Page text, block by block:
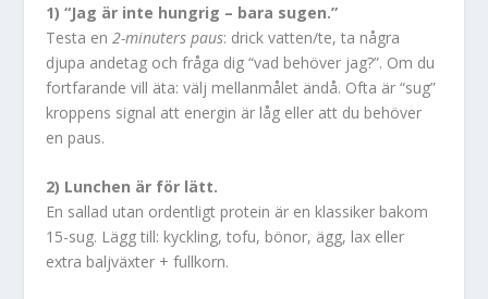
1) “Jag är inte hungrig – bara sugen.”
Testa en2-minuters paus: drick vatten/te, ta några
djupa andetag och fråga dig “vad behöver jag?”. Om du
fortfarande vill äta: välj mellanmålet ändå. Ofta är “sug”
kroppens signal att energin är låg eller att du behöver
en paus.
2) Lunchen är för lätt.
En sallad utan ordentligt protein är en klassiker bakom
15-sug. Lägg till: kyckling, tofu, bönor, ägg, lax eller
extra baljväxter + fullkorn.